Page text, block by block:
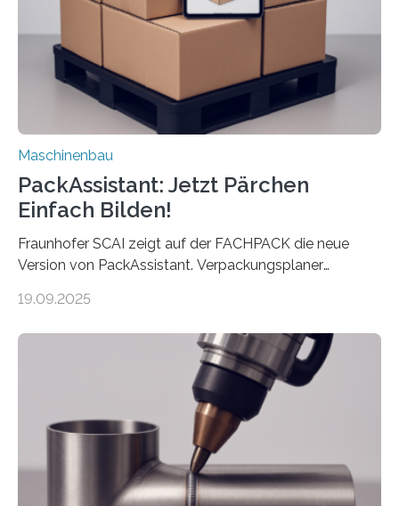
Exemplare pro Stunde. Je nach Maschinentyp und
Auftrag kann das Umrüsten…
Maschinenbau
PackAssistant: Jetzt Pärchen
Einfach Bilden!
Fraunhofer SCAI zeigt auf der FACHPACK die neue
Version von PackAssistant. Verpackungsplaner
Automobil, Maschinenbau und in der Zulieferindustrie.
Teile als eine Einheit verpacken. Die Anordnung kann
der Benutzer vorgeben und erhält so mehr Kontrolle
über die Positionierung der Bauteile. Die ebenfalls neue
Automatisierungsschnittstelle dient dazu, die Software
besser in spezifische Unternehmensprozesse
einzubinden. Sankt Augustin – Zur Messe FACHPACK
vom 23. bis 25. September in Nürnberg…
19.09.2025